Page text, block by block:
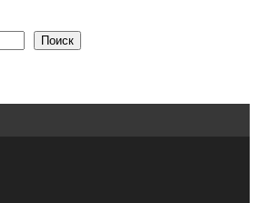
Поиск